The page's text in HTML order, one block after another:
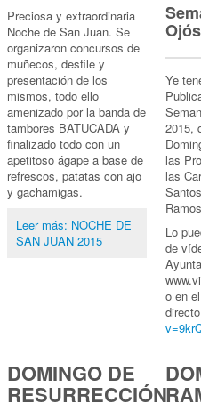
Preciosa y extraordinaria
Noche de San Juan. Se
organizaron concursos de
muñecos, desfile y
presentación de los
mismos, todo ello
amenizado por la banda de
tambores BATUCADA y
finalizado todo con un
apetitoso ágape a base de
refrescos, patatas con ajo
y gachamigas.
Leer más: NOCHE DE
SAN JUAN 2015
Ye
2015,
las
las
Lo
de
o en
directo
DOMINGO DE
RESURRECCIÓN